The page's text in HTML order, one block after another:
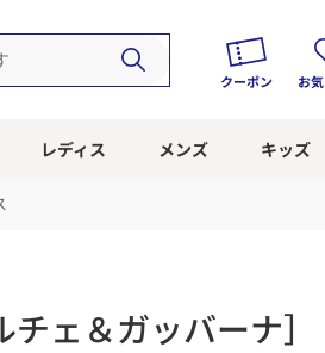
クーポン お
レディス メンズ キッズ
チェ＆ガッバーナ